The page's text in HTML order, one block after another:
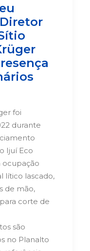
foi
durante
Ijuí Eco
ocupação
lítico lascado,
de mão,
corte de
são
no Planalto